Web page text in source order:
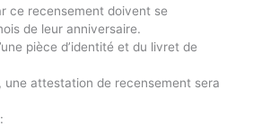
ce recensement doivent se
de leur anniversaire.
pièce d’identité et du livret de
une attestation de recensement sera